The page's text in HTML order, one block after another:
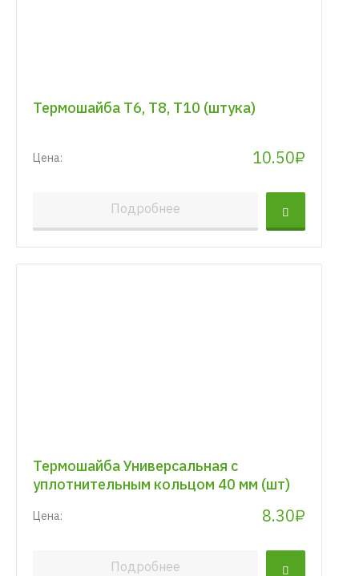
Термошайба Т6, Т8, Т10 (штука)
Цена: 10.50₽
Подробнее
Термошайба Универсальная с
уплотнительным кольцом 40 мм (шт)
Цена: 8.30₽
Подробнее